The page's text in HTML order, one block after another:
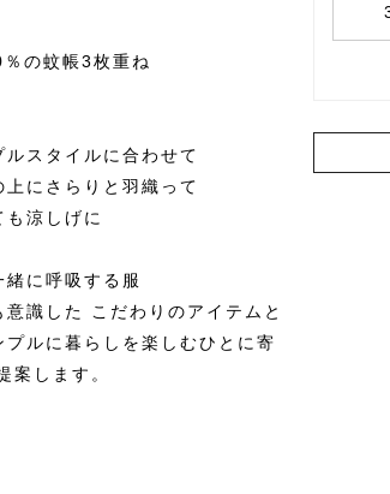
の蚊帳3枚重ね
ルスタイルに合わせて
上にさらりと羽織って
も涼しげに
緒に呼吸する服
識した こだわりのアイテムと
ルに暮らしを楽しむひとに寄
案します。